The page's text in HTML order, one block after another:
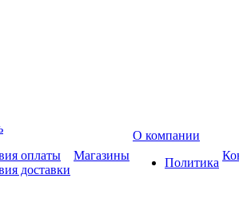
оплаты
доставки
Магазины
О компании
Политика